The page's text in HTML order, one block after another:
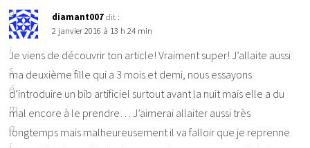
o
r
i
s
é
m
a
diamant007 dit :
2 janvier 2016 à 13 h 24 min
Je viens de découvrir ton article! Vraiment super! J’allaite aussi
ma deuxième fille qui a 3 mois et demi, nous essayons
d’introduire un bib artificiel surtout avant la nuit mais elle a du
mal encore à le prendre… J’aimerai allaiter aussi très
longtemps mais malheureusement il va falloir que je reprenne